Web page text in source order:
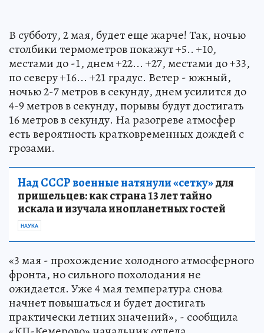
В субботу, 2 мая, будет еще жарче! Так, ночью
столбики термометров покажут +5.. +10,
местами до -1, днем +22... +27, местами до +33,
по северу +16... +21 градус. Ветер - южный,
ночью 2-7 метров в секунду, днем усилится до
4-9 метров в секунду, порывы будут достигать
16 метров в секунду. На разогреве атмосфер
есть вероятность кратковременных дождей с
грозами.
Над СССР военные натянули «сетку»для
пришельцев: как страна 13 лет тайно
искала и изучала инопланетных гостей
НАУКА
«3 мая - прохождение холодного атмосферного
фронта, но сильного похолодания не
ожидается. Уже 4 мая температура снова
начнет повышаться и будет достигать
практически летних значений», - сообщила